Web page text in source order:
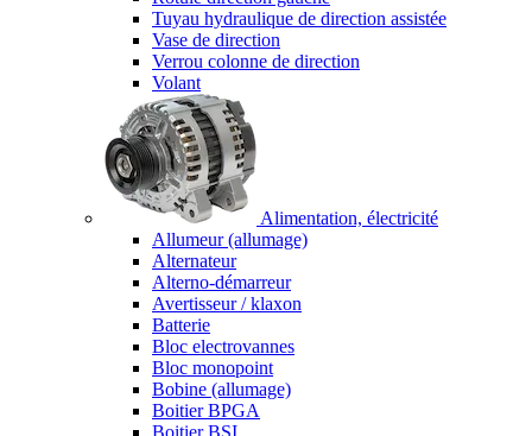
Tuyau hydraulique de direction assistée
Vase de direction
Verrou colonne de direction
Volant
Alimentation, électricité
Allumeur (allumage)
Alternateur
Alterno-démarreur
Avertisseur / klaxon
Batterie
Bloc electrovannes
Bloc monopoint
Bobine (allumage)
Boitier BPGA
Boitier BSI